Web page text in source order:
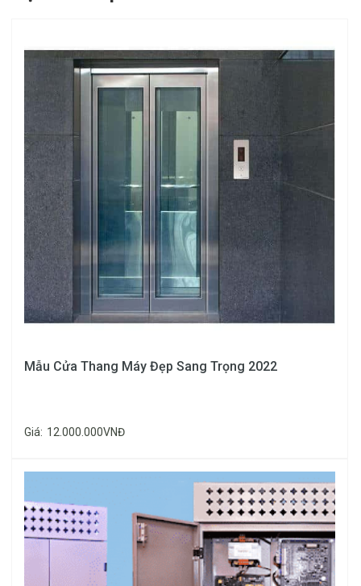
Tên
hướng
máy
Ứng
Hình ảnh sản phẩm
Ray
Thép
đúc
dạng
chữ T,
dùng
cho
phẩm
200kg.
Mẫu Cửa Thang Máy Đẹp Sang Trọng 2022
Giá: 12.000.000VNĐ